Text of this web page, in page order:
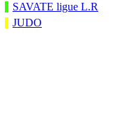
SAVATE ligue L.R
JUDO